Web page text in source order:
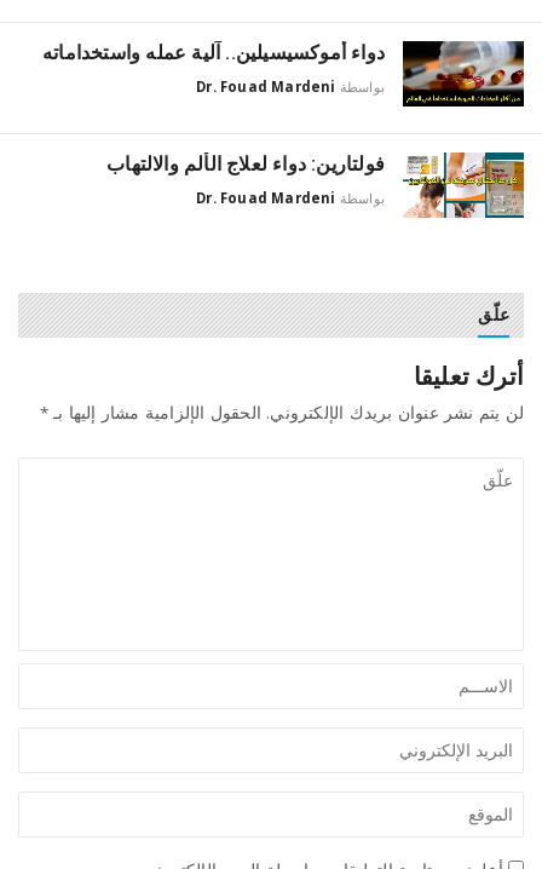
دواء أموكسيسيلين.. آلية عمله واستخداماته
بواسطة Dr. Fouad Mardeni
فولتارين: دواء لعلاج الألم والالتهاب
بواسطة Dr. Fouad Mardeni
علّق
أترك تعليقا
لن يتم نشر عنوان بريدك الإلكتروني. الحقول الإلزامية مشار إليها بـ*